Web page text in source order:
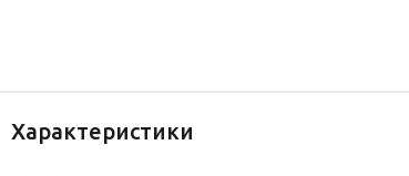
Характеристики